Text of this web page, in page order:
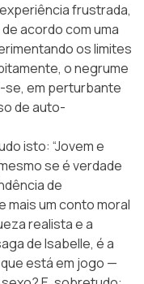
frustrada,
acordo com uma
os limites
o negrume
em perturbante
de auto-
isto: “Jovem e
se é verdade
de
mais um conto moral
realista e a
de Isabelle, é a
está em jogo —